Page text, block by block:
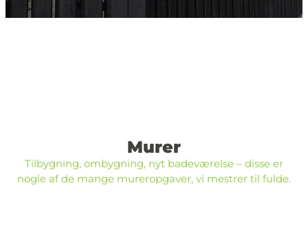
Murer
​Tilbygning, ombygning, nyt badeværelse – disse er
nogle af de mange mureropgaver, vi mestrer til fulde.